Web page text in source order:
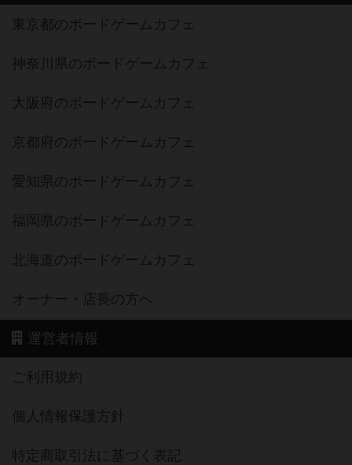
東京都のボードゲームカフェ
神奈川県のボードゲームカフェ
大阪府のボードゲームカフェ
京都府のボードゲームカフェ
愛知県のボードゲームカフェ
福岡県のボードゲームカフェ
北海道のボードゲームカフェ
オーナー・店長の方へ
運営者情報
ご利用規約
個人情報保護方針
特定商取引法に基づく表記